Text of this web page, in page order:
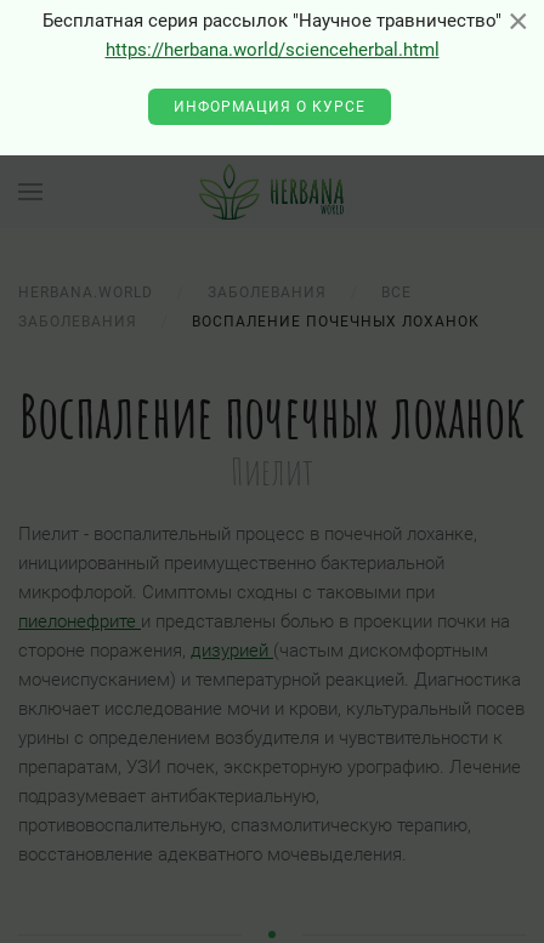
×
Бесплатная серия рассылок "Научное травничество"
https://herbana.world/scienceherbal.html
ИНФОРМАЦИЯ О КУРСЕ
HERBANA.WORLD ЗАБОЛЕВАНИЯ
ВСЕ
ЗАБОЛЕВАНИЯ
ВОСПАЛЕНИЕ ПОЧЕЧНЫХ ЛОХАНОК
Воспаление почечных лоханок
Пиелит
Пиелит - воспалительный процесс в почечной лоханке,
инициированный преимущественно бактериальной
микрофлорой. Симптомы сходны с таковыми при
пиелонефрите и представлены болью в проекции почки на
стороне поражения, дизурией (частым дискомфортным
мочеиспусканием) и температурной реакцией. Диагностика
включает исследование мочи и крови, культуральный посев
урины с определением возбудителя и чувствительности к
препаратам, УЗИ почек, экскреторную урографию. Лечение
подразумевает антибактериальную,
противовоспалительную, спазмолитическую терапию,
восстановление адекватного мочевыделения.
×